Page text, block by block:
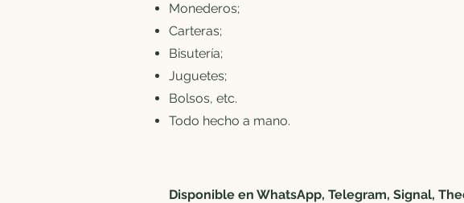
Monederos;
Carteras;
Bisutería;
Juguetes;
Bolsos, etc.
Todo hecho a mano.
Disponible en WhatsApp, Telegram, Signal,